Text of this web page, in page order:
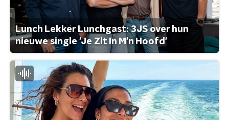
Lunch Lekker Lunchgast: 3JS over hun
nieuwe single 'Je Zit In M'n Hoofd'